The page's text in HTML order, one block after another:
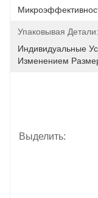
Упаковывая Детали:
Индивидуальные
Изменением
Выделить: